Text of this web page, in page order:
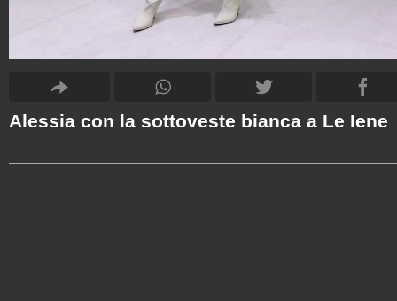
Alessia con la sottoveste bianca a Le Iene